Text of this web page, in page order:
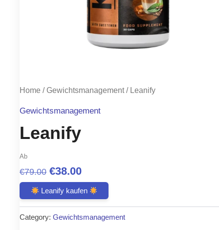
Home / Gewichtsmanagement/ Leanify
Gewichtsmanagement
Leanify
Ab
€79.00 Original
price
was:
€79.00.
€38.00Current
price
is:
€38.00.
Leanify kaufen
Category: Gewichtsmanagement